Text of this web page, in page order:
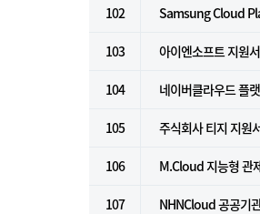
102
Samsung Cloud
103 아이엔소프트 지원
104 네이버클라우드 플
105 주식회사 티지 지원
106 M.Cloud 지능형 관
107 NHNCloud 공공기